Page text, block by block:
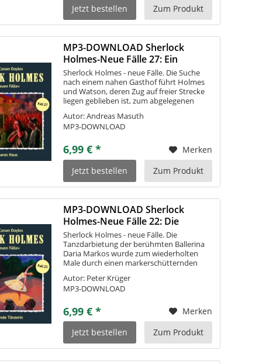
Jetzt bestellen
Zum Produkt
MP3-DOWNLOAD Sherlock
Holmes-Neue Fälle 27: Ein
ehrbares Haus
Sherlock Holmes - neue Fälle. Die Suche
nach einem nahen Gasthof führt Holmes
und Watson, deren Zug auf freier Strecke
liegen geblieben ist, zum abgelegenen
heraus, dass es sich bei dem...
Autor: Andreas Masuth
MP3-DOWNLOAD
6,99 € *
Merken
Jetzt bestellen
Zum Produkt
MP3-DOWNLOAD Sherlock
Holmes-Neue Fälle 22: Die
schreiende...
Sherlock Holmes - neue Fälle. Die
Tanzdarbietung der berühmten Ballerina
Daria Markos wurde zum wiederholten
Male durch einen markerschütternden
ihr eigener! Es gibt weder Hinweise auf
ein...
Autor: Peter Krüger
MP3-DOWNLOAD
6,99 € *
Merken
Jetzt bestellen
Zum Produkt